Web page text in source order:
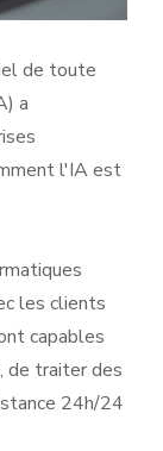
de toute
a
l'IA est
les clients
capables
de traiter des
24h/24